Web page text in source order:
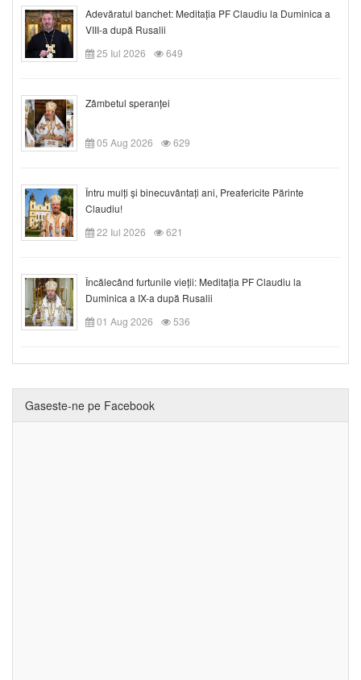
Adevăratul banchet: Meditația PF Claudiu la Duminica a
VIII-a după Rusalii
25 Iul 2026
649
Zâmbetul speranței
05 Aug 2026 629
Întru mulți și binecuvântați ani, Preafericite Părinte
Claudiu!
22 Iul 2026
621
Încălecând furtunile vieții: Meditația PF Claudiu la
Duminica a IX-a după Rusalii
01 Aug 2026
536
Gaseste-ne pe Facebook